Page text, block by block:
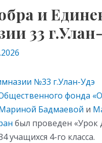
и
33
№33 г.Улан-Удэ
фонда
Бадмаевой и
был проведен «Урок
учащихся 4-го класса.